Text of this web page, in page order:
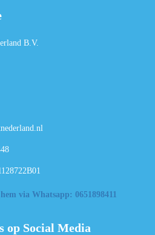
B.V.
via Whatsapp: 0651898411
op Social Media